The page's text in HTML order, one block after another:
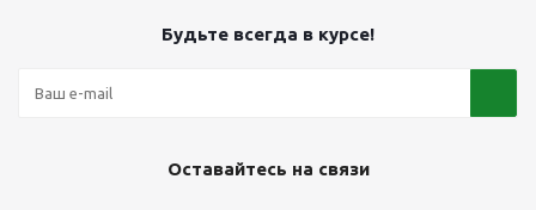
Будьте всегда в курсе!
Оставайтесь на связи